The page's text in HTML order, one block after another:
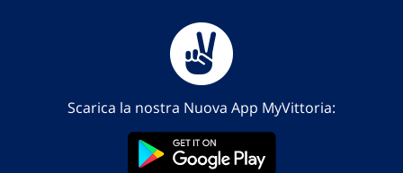
Scarica la nostra Nuova App MyVittoria: